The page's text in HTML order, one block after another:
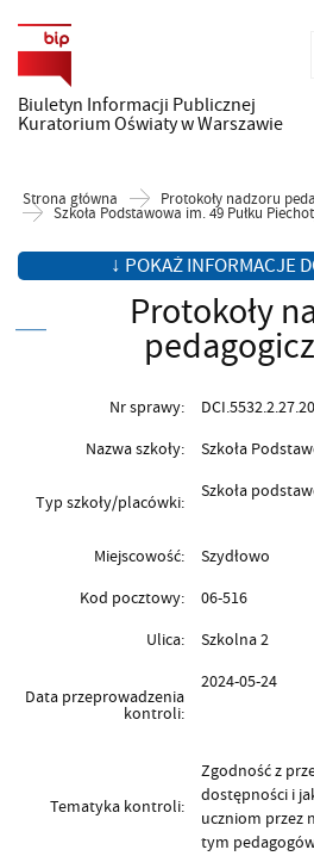
Biuletyn Informacji Publicznej
Kuratorium Oświaty w Warszawie
Strona główna Protokoły nadzoru
Szkoła Podstawowa im. 49 Pułku
↓ POKAŻ INFORMACJE
Protokoły
Nr sprawy:
Nazwa szkoły:
Szkoła
Typ szkoły/placówki:
Szkoła
Miejscowość:
Szydłowo
Kod pocztowy:
06-516
Ulica:
Szkolna 2
Data przeprowadzenia
kontroli:
2024-05-24
Tematyka kontroli:
Zgodność z
dostępności i
uczniom przez
tym